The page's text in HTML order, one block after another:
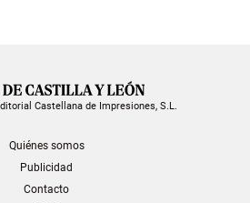
Castellana de Impresiones, S.L.
Quiénes somos
Publicidad
Contacto